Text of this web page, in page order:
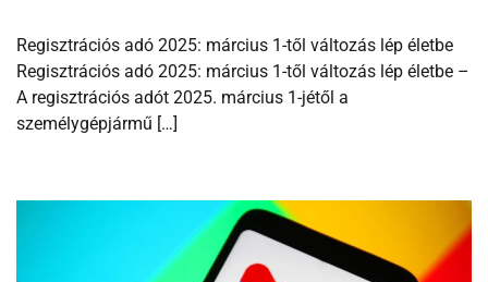
Regisztrációs adó 2025: március 1-től változás lép életbe
Regisztrációs adó 2025: március 1-től változás lép életbe –
A regisztrációs adót 2025. március 1-jétől a
személygépjármű […]